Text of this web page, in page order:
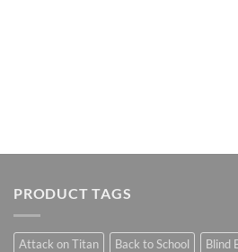
PRODUCT TAGS
Attack on Titan Back to School Blind